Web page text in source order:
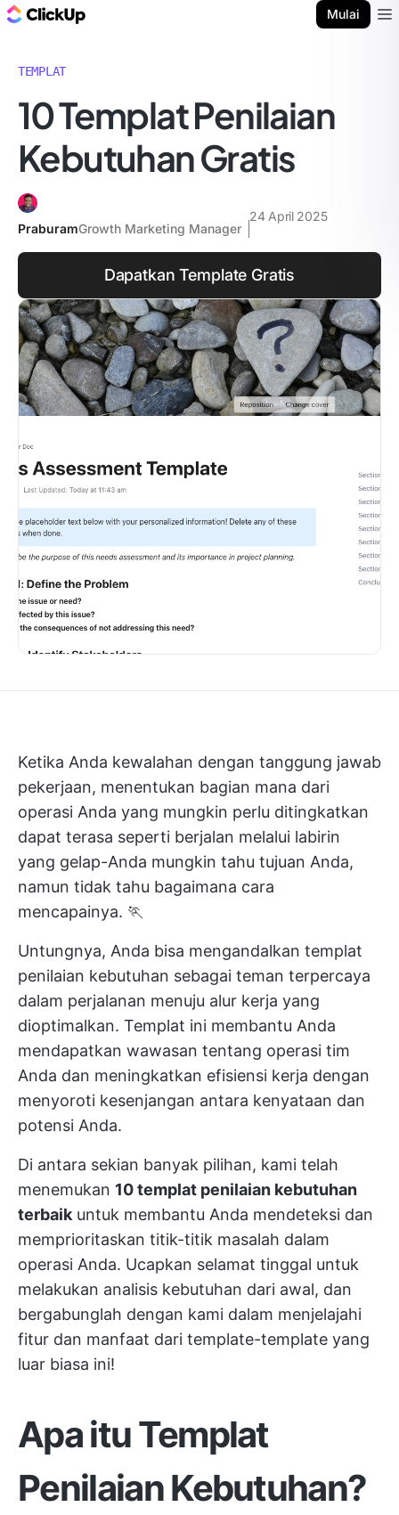
Mulai
TEMPLAT
10 Templat Penilaian
Kebutuhan Gratis
PraburamGrowth Marketing Manager
24 April 2025
Dapatkan Template Gratis
Ketika Anda kewalahan dengan tanggung jawab
pekerjaan, menentukan bagian mana dari
operasi Anda yang mungkin perlu ditingkatkan
dapat terasa seperti berjalan melalui labirin
yang gelap-Anda mungkin tahu tujuan Anda,
namun tidak tahu bagaimana cara
mencapainya. 🏃
Untungnya, Anda bisa mengandalkan templat
penilaian kebutuhan sebagai teman terpercaya
dalam perjalanan menuju alur kerja yang
dioptimalkan. Templat ini membantu Anda
mendapatkan wawasan tentang operasi tim
Anda dan meningkatkan efisiensi kerja dengan
menyoroti kesenjangan antara kenyataan dan
potensi Anda.
Di antara sekian banyak pilihan, kami telah
menemukan 10 templat penilaian kebutuhan
terbaik untuk membantu Anda mendeteksi dan
memprioritaskan titik-titik masalah dalam
operasi Anda. Ucapkan selamat tinggal untuk
melakukan analisis kebutuhan dari awal, dan
bergabunglah dengan kami dalam menjelajahi
fitur dan manfaat dari template-template yang
luar biasa ini!
Apa itu Templat
Penilaian Kebutuhan?